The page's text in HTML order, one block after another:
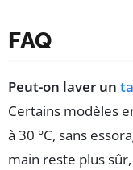
FAQ
Peut-on laver un
Certains modèles
à 30 °C, sans
main reste plus